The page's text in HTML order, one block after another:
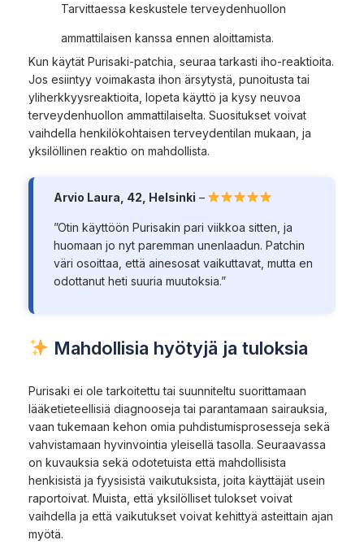
Tarvittaessa keskustele terveydenhuollon
ammattilaisen kanssa ennen aloittamista.
Kun käytät Purisaki-patchia, seuraa tarkasti iho-reaktioita.
Jos esiintyy voimakasta ihon ärsytystä, punoitusta tai
yliherkkyysreaktioita, lopeta käyttö ja kysy neuvoa
terveydenhuollon ammattilaiselta. Suositukset voivat
vaihdella henkilökohtaisen terveydentilan mukaan, ja
yksilöllinen reaktio on mahdollista.
Arvio Laura, 42, Helsinki –
”Otin käyttöön Purisakin pari viikkoa sitten, ja
huomaan jo nyt paremman unenlaadun. Patchin
väri osoittaa, että ainesosat vaikuttavat, mutta en
odottanut heti suuria muutoksia.”
Mahdollisia hyötyjä ja tuloksia
Purisaki ei ole tarkoitettu tai suunniteltu suorittamaan
lääketieteellisiä diagnooseja tai parantamaan sairauksia,
vaan tukemaan kehon omia puhdistumisprosesseja sekä
vahvistamaan hyvinvointia yleisellä tasolla. Seuraavassa
on kuvauksia sekä odotetuista että mahdollisista
henkisistä ja fyysisistä vaikutuksista, joita käyttäjät usein
raportoivat. Muista, että yksilölliset tulokset voivat
vaihdella ja että vaikutukset voivat kehittyä asteittain ajan
myötä.